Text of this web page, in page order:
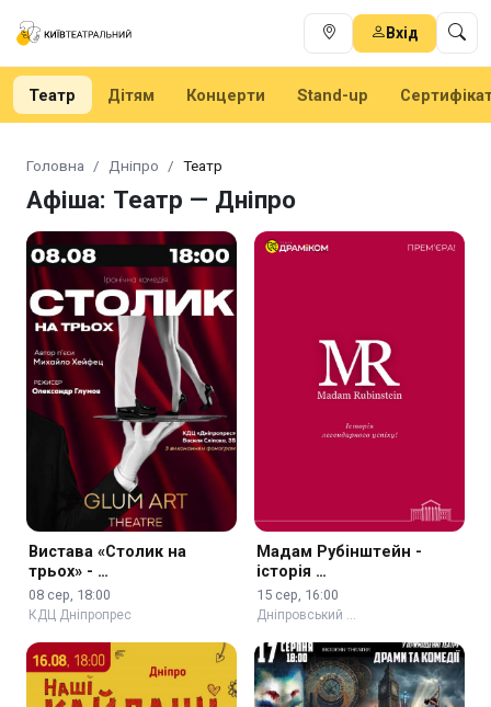
Вхід
Театр Дітям Концерти Stand-up
Головна Дніпро Театр
Афіша: Театр — Дніпро
Вистава «Столик на
трьох» - …
08 сер, 18:00
КДЦ Дніпропрес
Мадам Рубінштейн -
історія …
15 сер, 16:00
Дніпровський …